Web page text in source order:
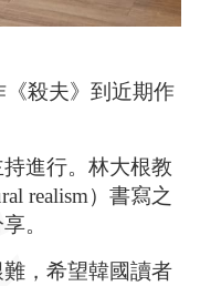
殺夫》到近期作
進行。林大根教
realism）書寫之
。
，希望韓國讀者